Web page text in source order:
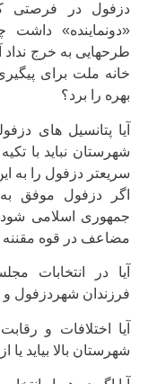
دزفول در فرصتی
«دونماینده» داشت
طرحهایی به خرج نداد
خانه ملت برای
بهره را برد؟
آیا پتانسیل های
شهرستان نباید با
سریعتر دزفول را به
اگر دزفول موفق
جمهوری اسلامی
مضاعف در قوه
آیا در انتخابات
فرزندان شهردزفول
آیا اختلافات و
شهرستان بالا بیاید یا